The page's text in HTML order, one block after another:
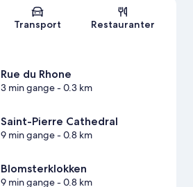
Kart
Transport Restauranter
Rue du Rhone
3 min gange- 0.3 km
Saint-Pierre Cathedral
9 min gange- 0.8 km
Blomsterklokken
9 min gange- 0.8 km